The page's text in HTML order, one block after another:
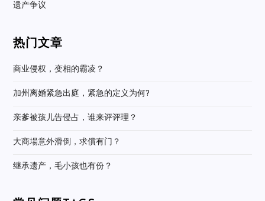
遗产争议
热门文章
商业侵权，变相的霸凌？
加州离婚紧急出庭，紧急的定义为何?
亲爹被孩儿告侵占，谁来评评理？
大商場意外滑倒，求償有门？
继承遗产，毛小孩也有份？